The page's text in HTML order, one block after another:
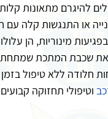
להיגרם מתאונות
או התנגשות קלה עם
מינוריות, הן
שכבת המתכת
חלודה ללא טיפול בזמן
וטיפולי תחזוקה